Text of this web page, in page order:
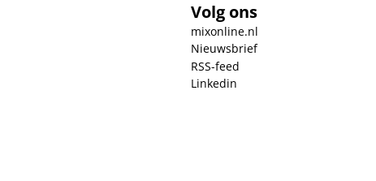
Volg ons
mixonline.nl
Nieuwsbrief
RSS-feed
Linkedin